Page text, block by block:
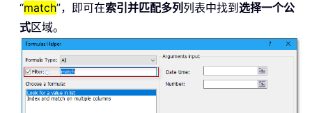
“match”，即可在索引并匹配多列 列表中找到 选择一个公
式区域。